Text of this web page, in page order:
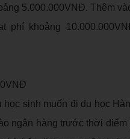
5.000.000VNĐ. Thêm
khoảng
sinh muốn đi du học
ngân hàng trước thời điểm